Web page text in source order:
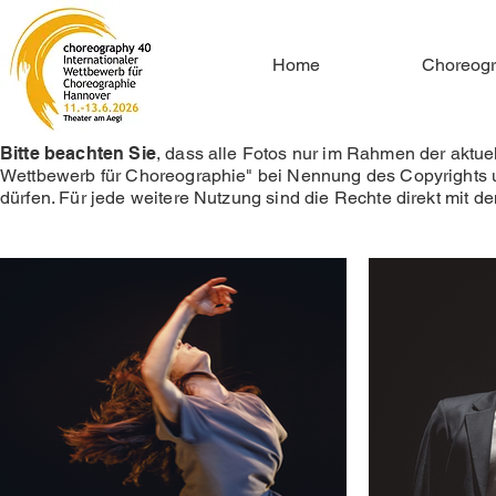
Home
Bitte beachten Sie, dass alle Fotos nur im Rahmen der
Wettbewerb für Choreographie" bei Nennung des
dürfen. Für jede weitere Nutzung sind die Rechte direkt mit